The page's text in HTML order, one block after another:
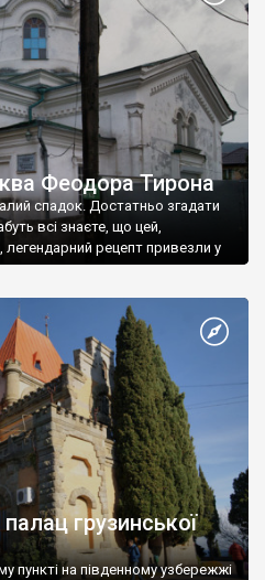
Феодора Тирона
спадок. Достатньо згадати
всі знаєте, що цей,
легендарний рецепт привезли у
грузинської
пункті на південному узбережжі